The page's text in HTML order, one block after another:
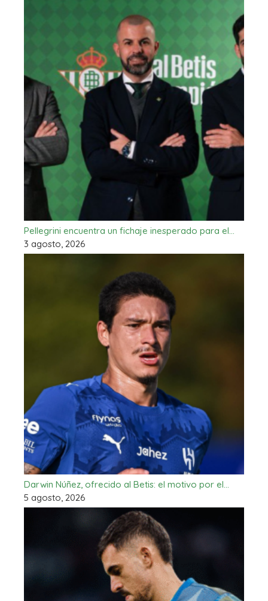
Pellegrini encuentra un fichaje inesperado para el…
3 agosto, 2026
Darwin Núñez, ofrecido al Betis: el motivo por el…
5 agosto, 2026